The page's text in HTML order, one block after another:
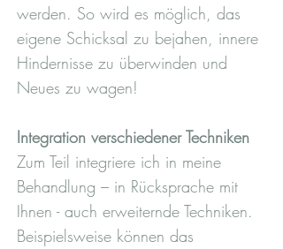
werden. So wird es möglich, das
eigene Schicksal zu bejahen, innere
Hindernisse zu überwinden und
Neues zu wagen!
Integration verschiedener Techniken
Zum Teil integriere ich in meine
Behandlung – in Rücksprache mit
Ihnen - auch erweiternde Techniken.
Beispielsweise können das